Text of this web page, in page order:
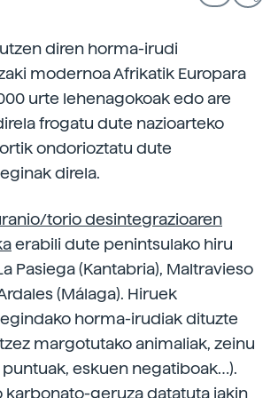
diren horma-irudi
modernoa Afrikatik Europara
urte lehenagokoak edo are
frogatu dute nazioarteko
ondorioztatu dute
direla.
torio desintegrazioaren
erabili dute penintsulako hiru
Pasiega (Kantabria), Maltravieso
(Málaga). Hiruek
horma-irudiak dituzte
margotutako animaliak, zeinu
eskuen negatiboak…).
karbonato-geruza datatuta jakin